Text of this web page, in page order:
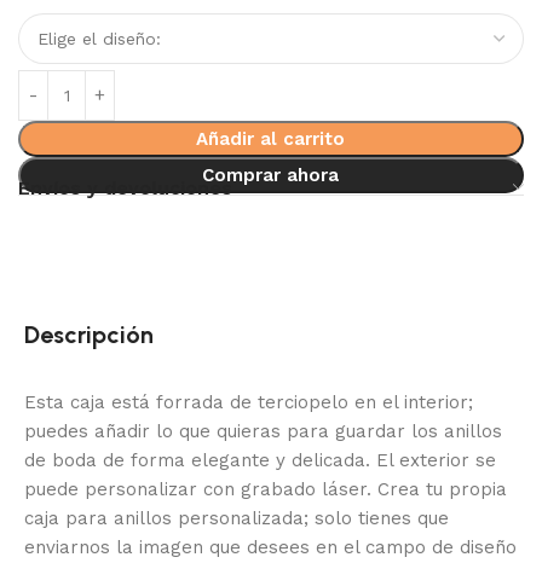
Añadir al carrito
Comprar ahora
Envíos y devoluciones
Descripción
Esta caja está forrada de terciopelo en el interior;
puedes añadir lo que quieras para guardar los anillos
de boda de forma elegante y delicada. El exterior se
puede personalizar con grabado láser. Crea tu propia
caja para anillos personalizada; solo tienes que
enviarnos la imagen que desees en el campo de diseño